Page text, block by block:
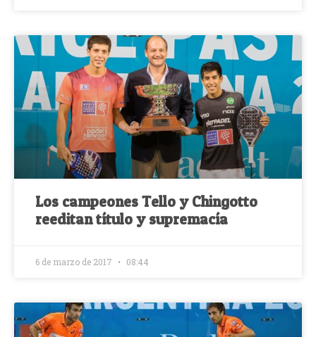
Los campeones Tello y Chingotto
reeditan título y supremacía
6 de marzo de 2017 08:44